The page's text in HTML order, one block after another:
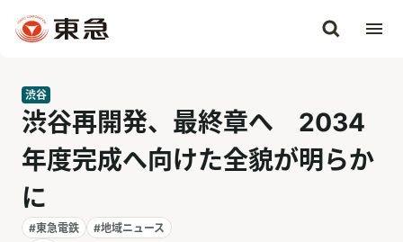
渋谷
渋谷再開発、最終章へ 2034
年度完成へ向けた全貌が明らか
に
#東急電鉄 #地域ニュース